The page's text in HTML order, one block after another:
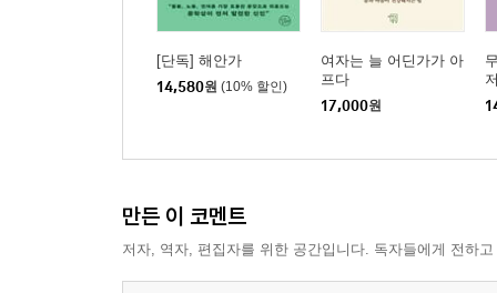
‘내가 좋아하는 일’과 ‘내가 좋아하는 나’를 양립시
수백억 원이 있어도 김조림은 먹는다
자신이 ‘이미 성공했다’는 사실을 실감한다
레스토랑에서 디저트부터 먹는 사람은 거의 없다
무엇을 할지 정하기 전에, 어떤 시간으로 만들지를
[단독] 해안가
14,580원 (10% 할인)
여자는 늘 어딘가가 아
프다
17,000원
만든 이 코멘트
저자, 역자, 편집자를 위한 공간입니다. 독자들에게 전하